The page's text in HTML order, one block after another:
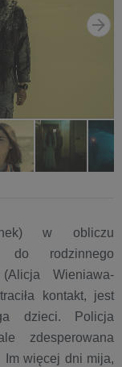
w obliczu
do rodzinnego
Wieniawa-
kontakt, jest
dzieci. Policja
zdesperowana
Im więcej dni mija,